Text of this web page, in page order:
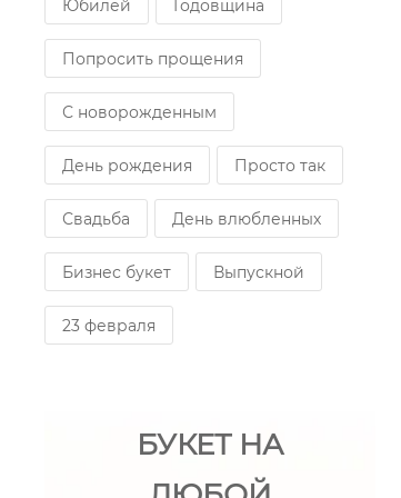
Юбилей Годовщина
Попросить прощения
С новорожденным
День рождения Просто так
Свадьба День влюбленных
Бизнес букет Выпускной
23 февраля
БУКЕТ НА